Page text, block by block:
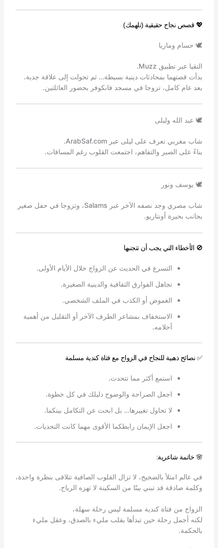
💖 قصص نجاح حقيقية (تلهمك)
🕊️ حسام وماريا
التقيا عبر تطبيق Muzz.
بدأت قصتهما بمحادثات دينية بسيطة… ثم تحولت إلى علاقة جدية.
بعد عام كامل، تزوجا في مسجد فانكوفر بحضور العائلتين.
🕊️ عبد الله وليلى
شاب مغربي تعرف على ليلى عبر ArabSaf.com.
بناءً على الصبر والتفاهم، اجتمعت القلوب رغم المسافات.
🕊️ يوسف ونور
شاب مصري وجد نصفه الآخر عبر Salams، وتزوجا في حفل صغير
بجانب بحيرة أونتاريو.
🚫 الأخطاء التي يجب أن تتجنبها
التسرع في الحديث عن الزواج خلال الأيام الأولى.
تجاهل الفوارق الثقافية والدينية الصغيرة.
الغموض أو الكذب في الملف الشخصي.
الاستخفاف بمشاعر الطرف الآخر أو التقليل من أهمية
أحلامه.
✅ نصائح ذهبية للنجاح في الزواج مع فتاة كندية مسلمة
استمع أكثر مما تتحدث.
اجعل الصراحة والوضوح دليلك في كل خطوة.
لا تحاول تغييرها… بل ابحث عن التكامل بينكما.
اجعل الإيمان رابطكما الأقوى مهما كانت التحديات.
🌸 خاتمة شاعرية:
في عالم امتلأ بالضجيج، لا تزال القلوب الصافية تتلاقى بنظرة واحدة،
وكلمة صادقة قد تبني بيتًا من السكينة لا تهزه الرياح.
الزواج من فتاة كندية مسلمة ليس رحلة سهلة،
لكنه أجمل رحلة حين تبدأها بقلب مليء بالصدق، وعقل مليء
بالحكمة.